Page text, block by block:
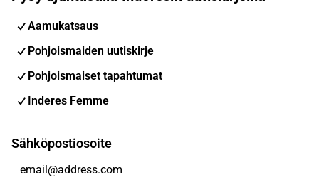
Aamukatsaus
Pohjoismaiden uutiskirje
Pohjoismaiset tapahtumat
Inderes Femme
Sähköpostiosoite